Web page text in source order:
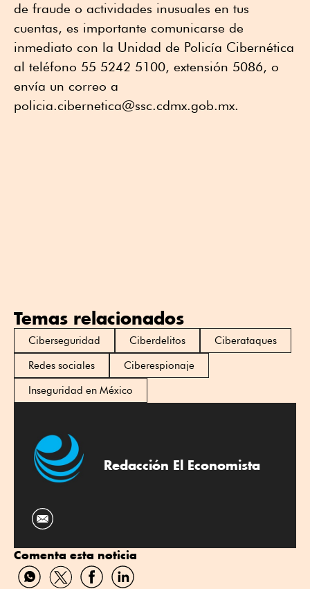
de fraude o actividades inusuales en tus
cuentas, es importante comunicarse de
inmediato con la Unidad de Policía Cibernética
al teléfono 55 5242 5100, extensión 5086, o
envía un correo a
policia.cibernetica@ssc.cdmx.gob.mx.
Temas relacionados
Ciberseguridad Ciberdelitos
Ciberataques
Redes sociales
Ciberespionaje
Inseguridad en México
Redacción El Economista
Comenta esta noticia
CompartirCompartirCompartirCompartir